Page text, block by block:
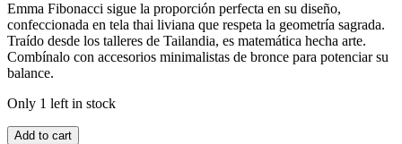
Emma Fibonacci sigue la proporción perfecta en su diseño,
confeccionada en tela thai liviana que respeta la geometría sagrada.
Traído desde los talleres de Tailandia, es matemática hecha arte.
Combínalo con accesorios minimalistas de bronce para potenciar su
balance.
Only 1 left in stock
Add to cart